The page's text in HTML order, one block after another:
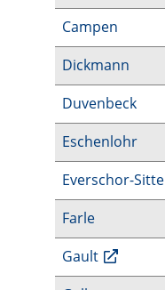
Campen
Dickmann
Duvenbeck
Eschenlohr
Everschor-Sitte
Farle
Gault